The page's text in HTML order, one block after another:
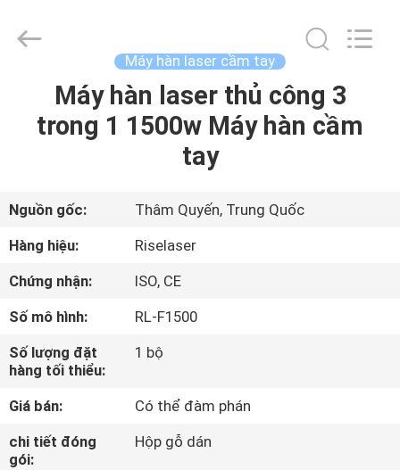
PHẨM
CHƯƠNG
VR
CHÚNG
TÔI
2026
Riselaser
Reserved.
Máy hàn laser cầm tay
Máy hàn laser thủ công 3
trong 1 1500w Máy ​​hàn cầm
tay
Nguồn gốc:
Thâm Quyến, Trung Quốc
Hàng hiệu:
Riselaser
Chứng nhận:
ISO, CE
Số mô hình:
RL-F1500
Số lượng đặt
hàng tối thiểu:
1 bộ
Giá bán:
Có thể đàm phán
chi tiết đóng
gói:
Hộp gỗ dán